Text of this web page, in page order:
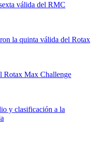
válida del RMC
la quinta válida del Rotax
Rotax Max Challenge
y clasificación a la